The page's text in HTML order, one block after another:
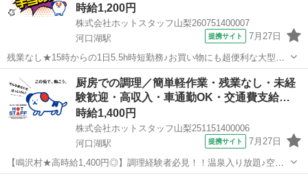
時給1,200円
株式会社ホットスタッフ山梨260751400007
河口湖駅
提携サイト 7月27日
残業なし★15時からの1日5.5h時短勤務♪お買い物にも超便利な大型モ
ール内の可愛い洋菓子店スタッフ 《 接客やかんたんな調理補助 》
＼1日5.5hの時短勤務×残業なし！／ 未経験から高時給1,200円の好待
遇...
山梨 南都留郡 河口湖駅 飲食
厨房での調理／簡単軽作業・残業なし・未経
験歓迎・高収入・車通勤OK・交通費支給…
時給1,400円
株式会社ホットスタッフ山梨251151400006
河口湖駅
提携サイト 7月27日
【鳴沢村★高時給1,400円◎】調理経験者必見！！温泉入り放題♪空調